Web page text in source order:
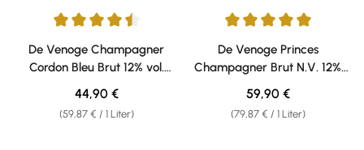
Durchschnittliche Bewertung von 4.5 von 5 Sternen
De Venoge Champagner
Cordon Bleu Brut 12% vol.
0,75l Geschenkkarton
(59,87 € / 1 Liter)
Regulärer Preis:
44,90 €
Durchschnittliche Bewertung
De Venoge Princes
Champagner Brut N.V. 12%
vol. 0,75l Geschenkkarton
(79,87 € / 1 Liter)
Regulärer Preis:
59,90 €